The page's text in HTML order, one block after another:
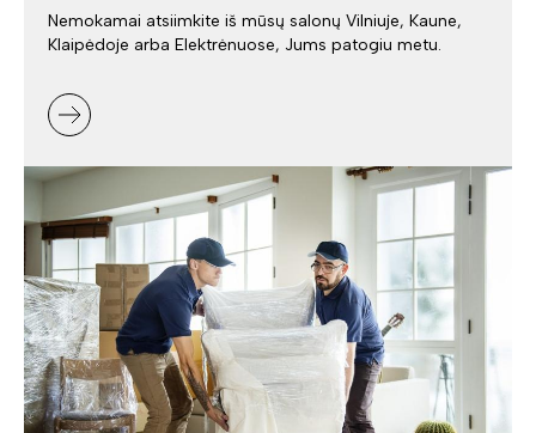
Nemokamai atsiimkite iš mūsų salonų Vilniuje, Kaune,
Klaipėdoje arba Elektrėnuose, Jums patogiu metu.